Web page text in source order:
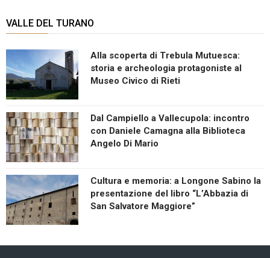
VALLE DEL TURANO
Alla scoperta di Trebula Mutuesca:
storia e archeologia protagoniste al
Museo Civico di Rieti
Dal Campiello a Vallecupola: incontro
con Daniele Camagna alla Biblioteca
Angelo Di Mario
Cultura e memoria: a Longone Sabino la
presentazione del libro “L’Abbazia di
San Salvatore Maggiore”